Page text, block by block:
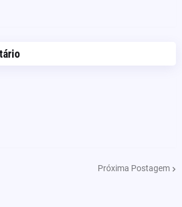
Próxima Postagem